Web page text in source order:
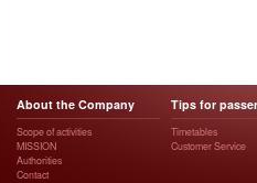
About the Company
Scope of activities
MISSION
Authorities
Contact
Tips for
Timetables
Customer Service